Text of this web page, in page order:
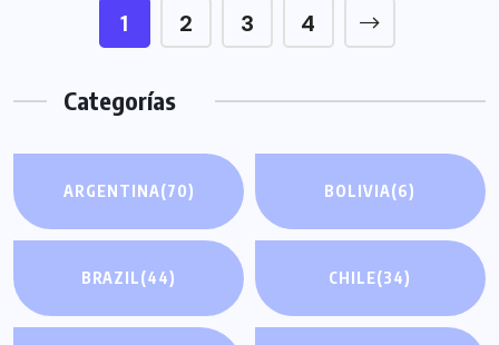
1 2 3 4
Categorías
ARGENTINA(70) BOLIVIA(6)
BRAZIL(44) CHILE(34)